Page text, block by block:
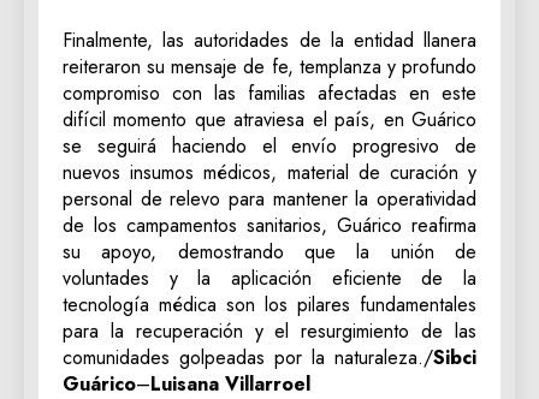
‎Finalmente, las autoridades de la entidad llanera
reiteraron su mensaje de fe, templanza y profundo
compromiso con las familias afectadas en este
difícil momento que atraviesa el país, en Guárico
se seguirá haciendo el envío progresivo de
nuevos insumos médicos, material de curación y
personal de relevo para mantener la operatividad
de los campamentos sanitarios, Guárico reafirma
su apoyo, demostrando que la unión de
voluntades y la aplicación eficiente de la
tecnología médica son los pilares fundamentales
para la recuperación y el resurgimiento de las
comunidades golpeadas por la naturaleza./‎Sibci
Guárico–Luisana Villarroel